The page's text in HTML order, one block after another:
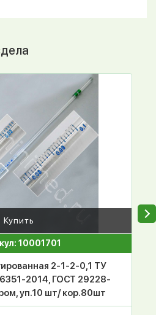
Купить
10001701
2-1-2-0,1 ТУ
2014, ГОСТ 29228-
уп.10 шт/ кор.80шт